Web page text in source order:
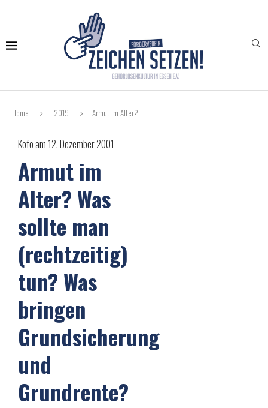
Home 2019 Armut im Alter?
Kofo am 12. Dezember 2001
Armut im
Alter? Was
sollte man
(rechtzeitig)
tun? Was
bringen
Grundsicherung
und
Grundrente?